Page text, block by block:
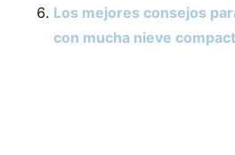
Los mejores consejos
con mucha nieve